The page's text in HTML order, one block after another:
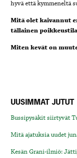
hyvä että kymmeneltä
Mitä olet kaivannut
tällainen
Miten kevät on
UUSIMMAT JUTUT
Bussipysäkit siirtyvät
Mitä ajatuksia uudet
Kesän Grani-ilmiö: